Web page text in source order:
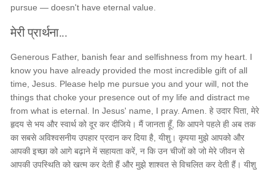
pursue — doesn't have eternal value.
मेरी प्रार्थना...
Generous Father, banish fear and selfishness from my heart. I
know you have already provided the most incredible gift of all
time, Jesus. Please help me pursue you and your will, not the
things that choke your presence out of my life and distract me
from what is eternal. In Jesus' name, I pray. Amen. हे उदार पिता, मेरे
हृदय से भय और स्वार्थ को दूर कर दीजिये। मैं जानता हूँ, कि आपने पहले ही अब तक
का सबसे अविश्वसनीय उपहार प्रदान कर दिया है, यीशु। कृपया मुझे आपको और
आपकी इच्छा को आगे बढ़ाने में सहायता करें, न कि उन चीजों को जो मेरे जीवन से
आपकी उपस्थिति को खत्म कर देती हैं और मुझे शाश्वत से विचलित कर देती हैं। यीशु